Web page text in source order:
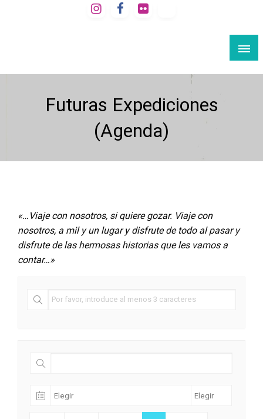
Futuras Expediciones
(agenda)
«…Viaje con nosotros, si quiere gozar. Viaje con
nosotros, a mil y un lugar y disfrute de todo al pasar y
disfrute de las hermosas historias que les vamos a
contar…»